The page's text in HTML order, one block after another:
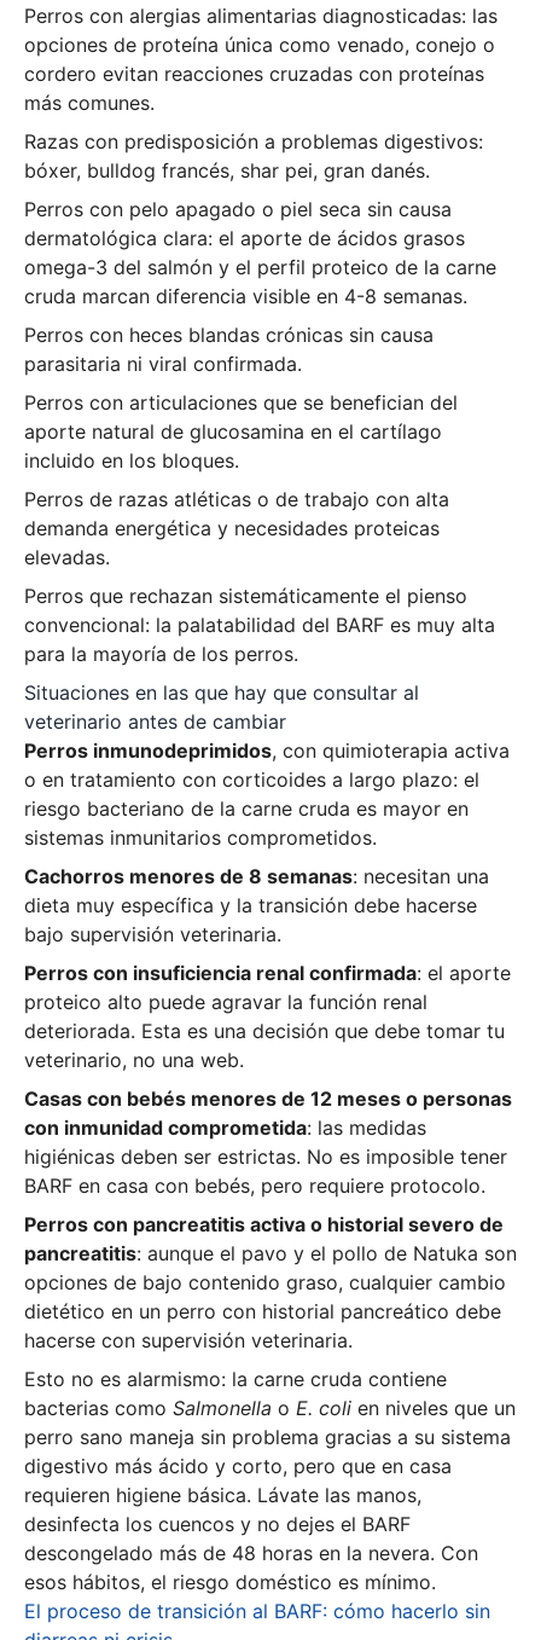
Perros con alergias alimentarias diagnosticadas: las
opciones de proteína única como venado, conejo o
cordero evitan reacciones cruzadas con proteínas
más comunes.
Razas con predisposición a problemas digestivos:
bóxer, bulldog francés, shar pei, gran danés.
Perros con pelo apagado o piel seca sin causa
dermatológica clara: el aporte de ácidos grasos
omega-3 del salmón y el perfil proteico de la carne
cruda marcan diferencia visible en 4-8 semanas.
Perros con heces blandas crónicas sin causa
parasitaria ni viral confirmada.
Perros con articulaciones que se benefician del
aporte natural de glucosamina en el cartílago
incluido en los bloques.
Perros de razas atléticas o de trabajo con alta
demanda energética y necesidades proteicas
elevadas.
Perros que rechazan sistemáticamente el pienso
convencional: la palatabilidad del BARF es muy alta
para la mayoría de los perros.
Situaciones en las que hay que consultar al
veterinario antes de cambiar
Perros inmunodeprimidos, con quimioterapia activa
o en tratamiento con corticoides a largo plazo: el
riesgo bacteriano de la carne cruda es mayor en
sistemas inmunitarios comprometidos.
Cachorros menores de 8 semanas: necesitan una
dieta muy específica y la transición debe hacerse
bajo supervisión veterinaria.
Perros con insuficiencia renal confirmada: el aporte
proteico alto puede agravar la función renal
deteriorada. Esta es una decisión que debe tomar tu
veterinario, no una web.
Casas con bebés menores de 12 meses o personas
con inmunidad comprometida: las medidas
higiénicas deben ser estrictas. No es imposible tener
BARF en casa con bebés, pero requiere protocolo.
Perros con pancreatitis activa o historial severo de
pancreatitis: aunque el pavo y el pollo de Natuka son
opciones de bajo contenido graso, cualquier cambio
dietético en un perro con historial pancreático debe
hacerse con supervisión veterinaria.
Esto no es alarmismo: la carne cruda contiene
bacterias como Salmonella o E. coli en niveles que un
perro sano maneja sin problema gracias a su sistema
digestivo más ácido y corto, pero que en casa
requieren higiene básica. Lávate las manos,
desinfecta los cuencos y no dejes el BARF
descongelado más de 48 horas en la nevera. Con
esos hábitos, el riesgo doméstico es mínimo.
El proceso de transición al BARF: cómo hacerlo sin